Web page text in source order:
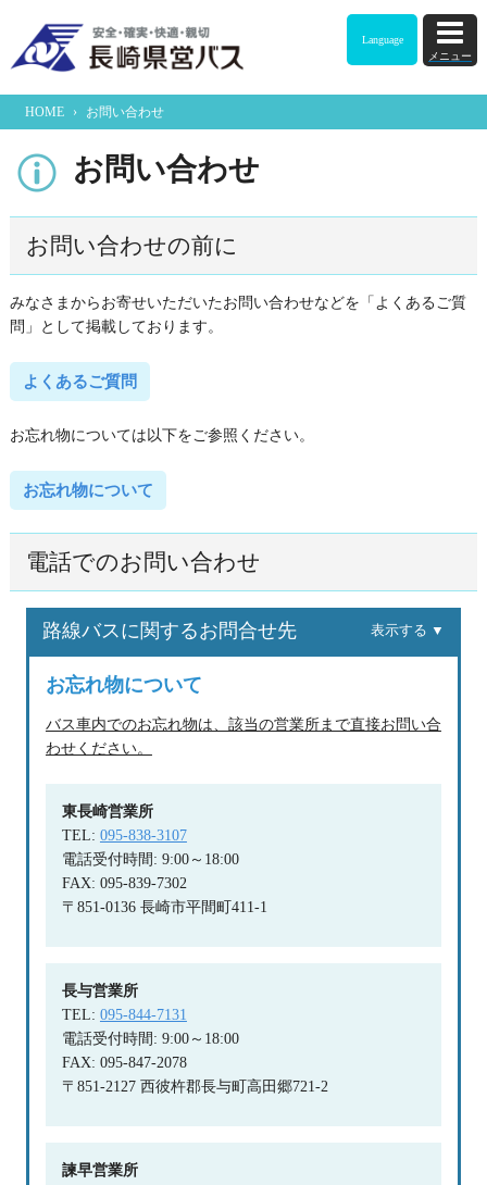
メニュー
Language
HOME › お問い合わせ
お問い合わせ
お問い合わせの前に
みなさまからお寄せいただいたお問い合わせなどを「よくあるご質
問」として掲載しております。
よくあるご質問
お忘れ物については以下をご参照ください。
お忘れ物について
電話でのお問い合わせ
路線バスに関するお問合せ先 表示する ▼
お忘れ物について
バス車内でのお忘れ物は、該当の営業所まで直接お問い合
わせください。
東長崎営業所
TEL: 095-838-3107
電話受付時間: 9:00～18:00
FAX: 095-839-7302
〒851-0136 長崎市平間町411-1
長与営業所
TEL: 095-844-7131
電話受付時間: 9:00～18:00
FAX: 095-847-2078
〒851-2127 西彼杵郡長与町高田郷721-2
諫早営業所